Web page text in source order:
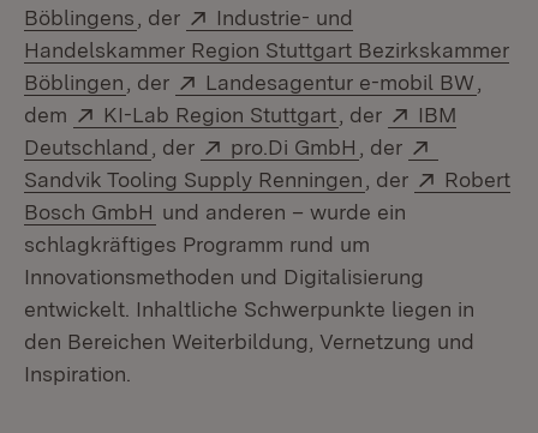
Böblingens (Öffnet in neuem Fenster)
, der Extern:
Industrie- und
Handelskammer Region Stuttgart Bezirkskammer
Böblingen (Öffnet in neuem Fenster)
, der Extern:
Landesagentur e-mobil BW
dem
Extern:
KI-Lab Region Stuttgart (Öffnet in neuem
, der Extern:
IBM
Deutschland (Öffnet in neuem Fenster)
, der Extern:
pro.Di GmbH (Öffnet in neuem
, der
Sandvik Tooling Supply Renningen (Öffnet in neuem
, der Extern:
Robert
Bosch GmbH (Öffnet in neuem Fenster)
und anderen – wurde ein
schlagkräftiges Programm rund um
Innovationsmethoden und Digitalisierung
entwickelt. Inhaltliche Schwerpunkte liegen in
den Bereichen Weiterbildung, Vernetzung und
Inspiration.